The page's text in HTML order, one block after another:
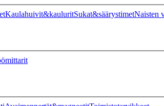
Kaulahuivit&kauluritSukat&säärystimetNaisten